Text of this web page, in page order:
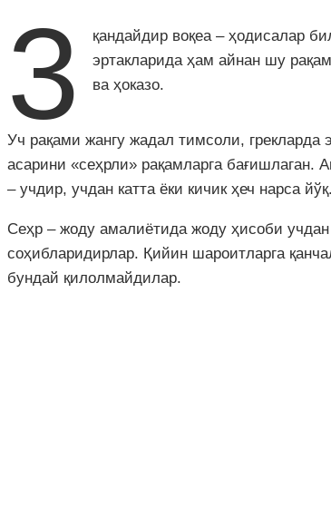
3
қандайдир воқеа – ҳодисалар
эртакларида ҳам айнан шу
ва ҳоказо.
Уч рақами жангу жадал тимсоли,
асарини «сеҳрли» рақамларга бағишлаган.
– учдир, учдан катта ёки кичик ҳеч нарса
Сеҳр – жоду амалиётида жоду ҳисоби
соҳибларидирлар. Қийин шароитларга
бундай қилолмайдилар.